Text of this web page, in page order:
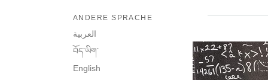
ANDERE SPRACHE
العربية
བོད་ཡིག་
English